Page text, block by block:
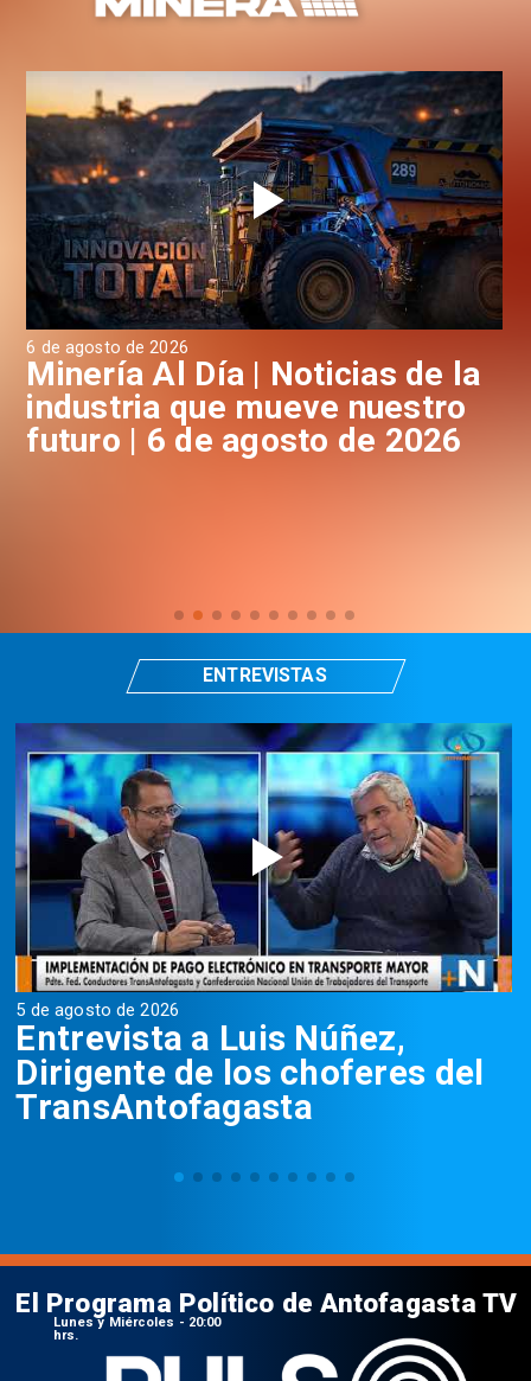
6 de agosto de 2026
Minería Al Día | Noticias de la
industria que mueve nuestro
futuro | 6 de agosto de 2026
5 de agosto de 2026
Entrevista a Luis Núñez,
Dirigente de los choferes del
TransAntofagasta
ENTREVISTAS
El Programa Político de Antofagasta TV
Lunes y Miércoles - 20:00
hrs.